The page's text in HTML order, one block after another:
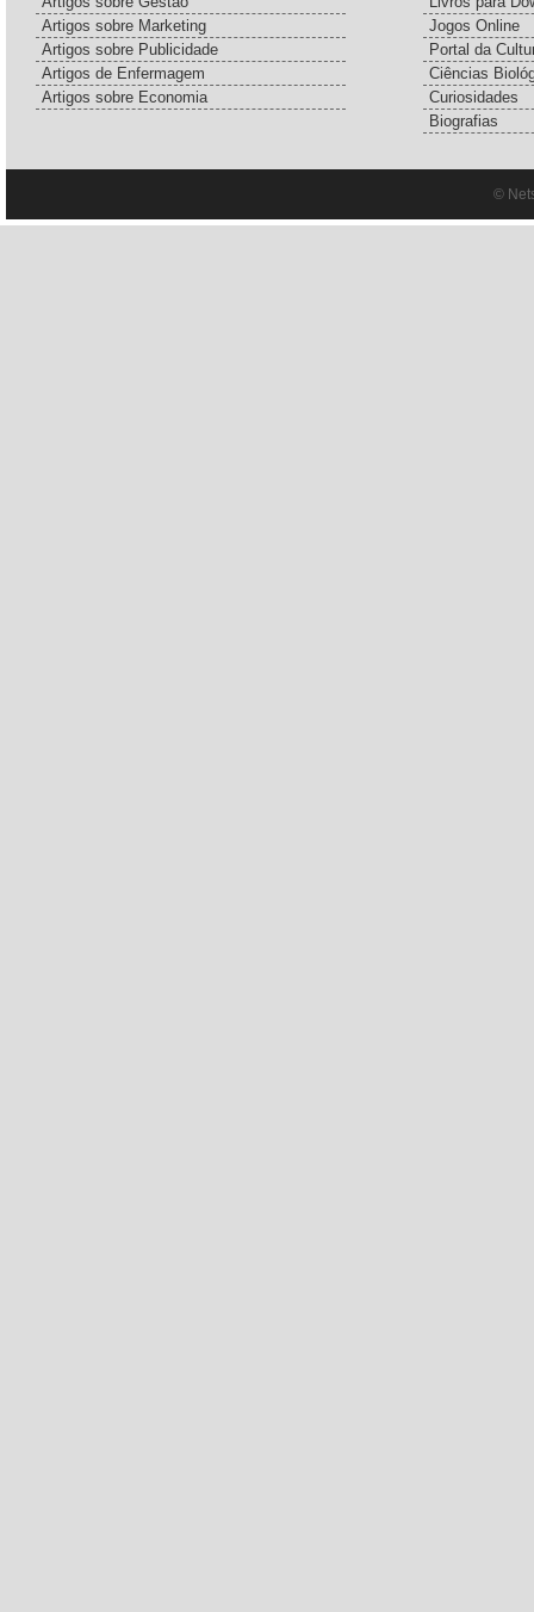
Artigos sobre Marketing
Artigos sobre Publicidade
Artigos de Enfermagem
Artigos sobre Economia
Jogos Online
Portal da
Ciências
Curiosidades
Biografias
©